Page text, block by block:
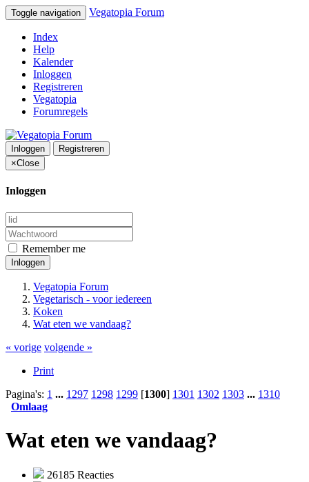
Toggle navigation Vegatopia Forum
Index
Help
Kalender
Inloggen
Registreren
Vegatopia
Forumregels
Inloggen
Registreren
×Close
Inloggen
Remember me
Inloggen
Vegatopia Forum
Vegetarisch - voor iedereen
Koken
Wat eten we vandaag?
« vorige volgende »
Print
Pagina's: 1 ... 1297 1298 1299 [1300] 1301 1302 1303 ... 1310
Omlaag
Wat eten we vandaag?
26185 Reacties